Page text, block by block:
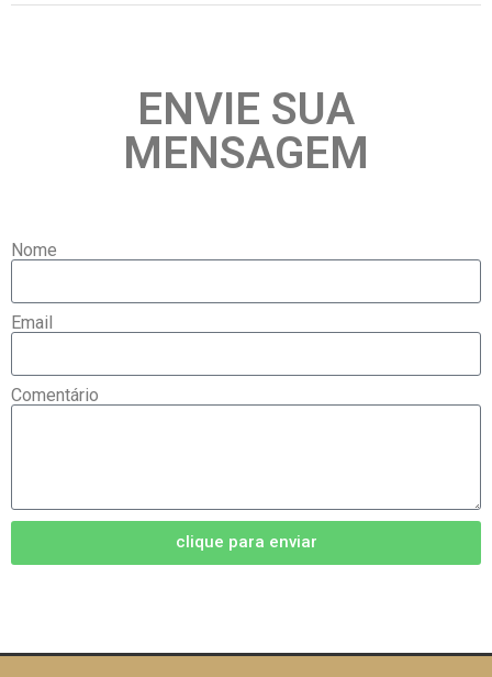
ENVIE SUA
MENSAGEM
Nome
Email
Comentário
clique para enviar